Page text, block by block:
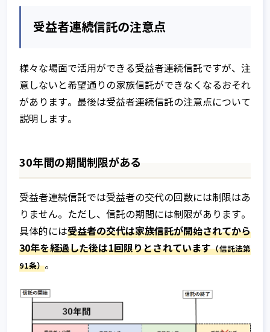
家族信託とは
家族信託が注目される背景
信託って何？
家族信託の基本的な仕組み
受益者連続信託の注意点
様々な場面で活用ができる受益者連続信託ですが、注
意しないと希望通りの家族信託ができなくなるおそれ
があります。最後は受益者連続信託の注意点について
説明します。
30年間の期間制限がある
受益者連続信託では受益者の交代の回数には制限はあ
りません。ただし、信託の期間には制限があります。
具体的には受益者の交代は家族信託が開始されてから
30年を経過した後は1回限りとされています（信託法第
91条）。